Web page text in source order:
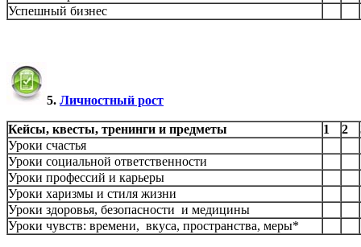
Успешный бизнес
5. Личностный рост
Кейсы, квесты, тренинги и предметы 1 2
Уроки счастья
Уроки социальной ответственности
Уроки профессий и карьеры
Уроки харизмы и стиля жизни
Уроки здоровья, безопасности и медицины
Уроки чувств: времени, вкуса, пространства, меры*